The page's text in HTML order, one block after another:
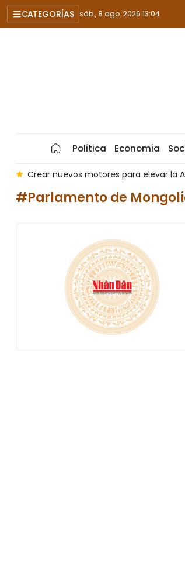
CATEGORÍAS sáb., 8 ago. 2026 13:04
Política Economía
Crear nuevos motores para elevar la
#Parlamento de